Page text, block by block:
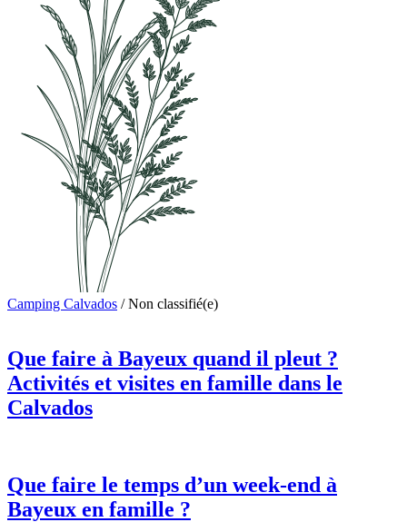
Camping Calvados /Non classifié(e)
Que faire à Bayeux quand il pleut ?
Activités et visites en famille dans le
Calvados
Que faire le temps d’un week-end à
Bayeux en famille ?